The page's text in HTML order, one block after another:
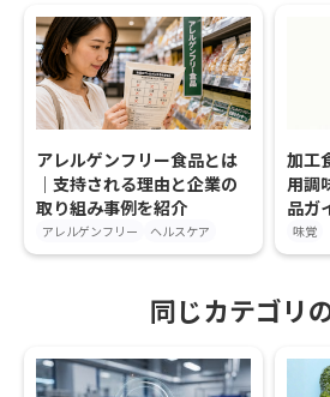
アレルゲンフリー食品とは
｜支持される理由と企業の
取り組み事例を紹介
アレルゲンフリー ヘルスケア
加工
用調
品ガ
味覚
同じカテゴリ